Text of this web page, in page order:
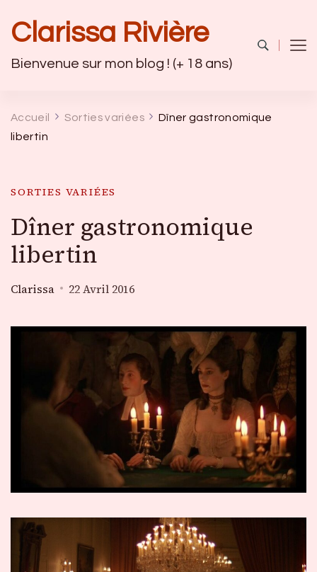
Clarissa Rivière
Bienvenue sur mon blog ! (+ 18 ans)
Accueil Sorties variées
Dîner gastronomique
libertin
SORTIES VARIÉES
Dîner gastronomique
libertin
Clarissa 22 Avril 2016